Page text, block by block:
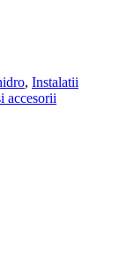
, Instalatii
accesorii